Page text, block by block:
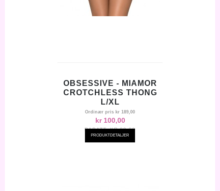
OBSESSIVE - MIAMOR
CROTCHLESS THONG
L/XL
Ordinær pris kr 189,00
kr 100,00
RABATT:KR-89,00
PRODUKTDETALJER